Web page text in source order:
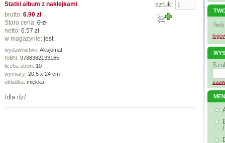
Statki album z naklejkami
brutto: 6.90 zł
Stara cena: 0 zł
netto: 6.57 zł
w magazynie: jest:
sztuk:
wydawnictwo: Aksjomat
ISBN: 9788382133165
liczba stron: 10
wymiary: 20,5 x 24 cm
okładka: miękka
/dla dz/